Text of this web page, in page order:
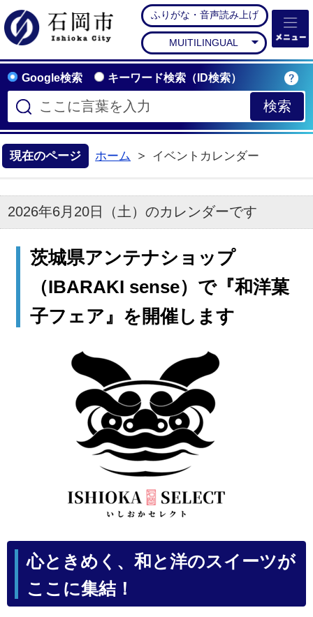
石岡市公式ホームペー
ふりがな・音声読み上げ
MUITILINGUAL
Google検索 キーワード検索（ID検索）
現在のページ ホーム イベントカレンダー
2026年6月20日（土）のカレンダーです
茨城県アンテナショップ
（IBARAKI sense）で『和洋菓
子フェア』を開催します
心ときめく、和と洋のスイーツが
ここに集結！